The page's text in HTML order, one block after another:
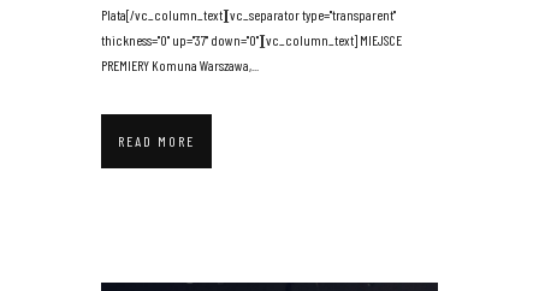
Plata[/vc_column_text][vc_separator type="transparent"
thickness="0" up="37" down="0"][vc_column_text] MIEJSCE
PREMIERY Komuna Warszawa,...
READ MORE